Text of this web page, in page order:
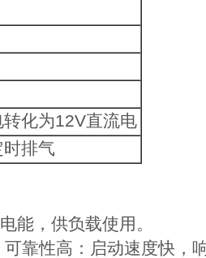
化为12V直流电
排气
能，供负载使用。
靠性高：启动速度快，